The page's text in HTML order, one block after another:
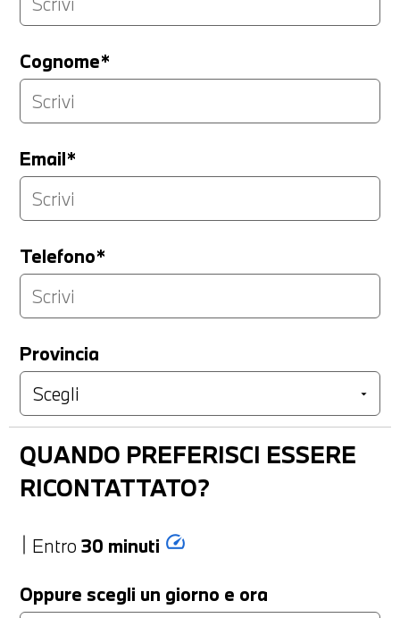
Cognome*
Email*
Telefono*
Provincia
QUANDO PREFERISCI ESSERE
RICONTATTATO?
Entro 30 minuti speed
Oppure scegli un giorno e ora